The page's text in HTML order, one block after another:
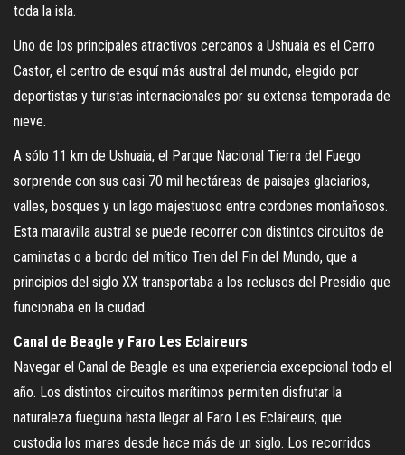
toda la isla.
Uno de los principales atractivos cercanos a Ushuaia es el Cerro
Castor, el centro de esquí más austral del mundo, elegido por
deportistas y turistas internacionales por su extensa temporada de
nieve.
A sólo 11 km de Ushuaia, el Parque Nacional Tierra del Fuego
sorprende con sus casi 70 mil hectáreas de paisajes glaciarios,
valles, bosques y un lago majestuoso entre cordones montañosos.
Esta maravilla austral se puede recorrer con distintos circuitos de
caminatas o a bordo del mítico Tren del Fin del Mundo, que a
principios del siglo XX transportaba a los reclusos del Presidio que
funcionaba en la ciudad.
Canal de Beagle y Faro Les Eclaireurs
Navegar el Canal de Beagle es una experiencia excepcional todo el
año. Los distintos circuitos marítimos permiten disfrutar la
naturaleza fueguina hasta llegar al Faro Les Eclaireurs, que
custodia los mares desde hace más de un siglo. Los recorridos